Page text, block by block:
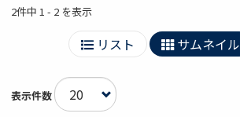
2件中 1 - 2 を表示
リスト サムネイル
表示件数